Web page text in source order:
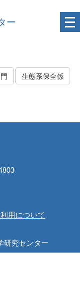
ー
生態系保全係
用について
研究センター